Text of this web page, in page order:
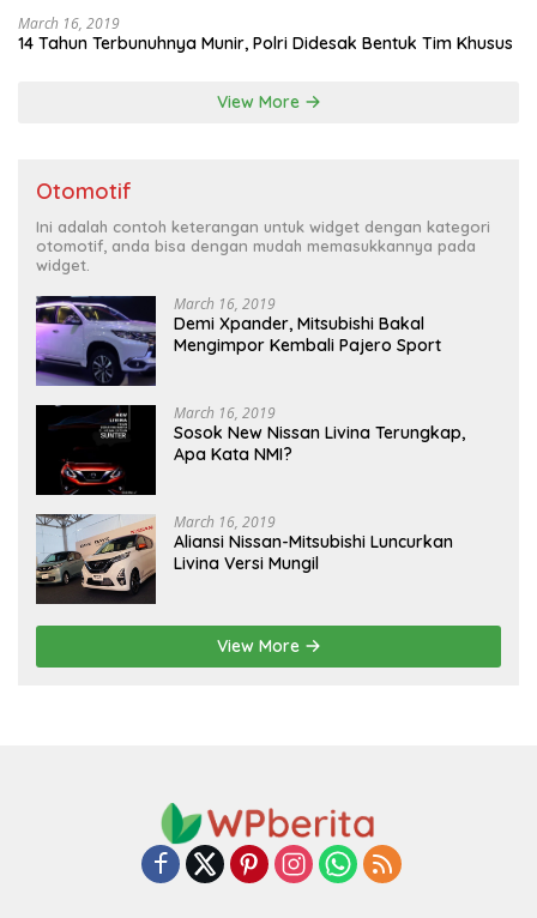
March 16, 2019
14 Tahun Terbunuhnya Munir, Polri Didesak Bentuk Tim Khusus
View More
Otomotif
Ini adalah contoh keterangan untuk widget dengan kategori
otomotif, anda bisa dengan mudah memasukkannya pada
widget.
March 16, 2019
Demi Xpander, Mitsubishi Bakal
Mengimpor Kembali Pajero Sport
March 16, 2019
Sosok New Nissan Livina Terungkap,
Apa Kata NMI?
March 16, 2019
Aliansi Nissan-Mitsubishi Luncurkan
Livina Versi Mungil
View More